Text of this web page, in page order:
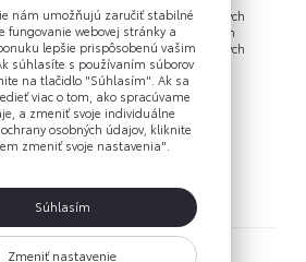
naďalej dostávať informácie o aktuálnych
značiek Toyota a Lexus, vyplňte prosím
údajov a so zasielaním obchodných
svojho osobného profilu na
nájdete všetky potrebné informácie.
spracovaní osobných údajov (pdf)
(pdf)
nám umožňujú zaručiť stabilné
fungovanie webovej stránky a
lepšie prispôsobenú vašim
súhlasíte s používaním súborov
na tlačidlo "Súhlasím". Ak sa
viac o tom, ako spracúvame
a zmeniť svoje individuálne
osobných údajov, kliknite
zmeniť svoje nastavenia".
Súhlasím
Zmeniť nastavenie